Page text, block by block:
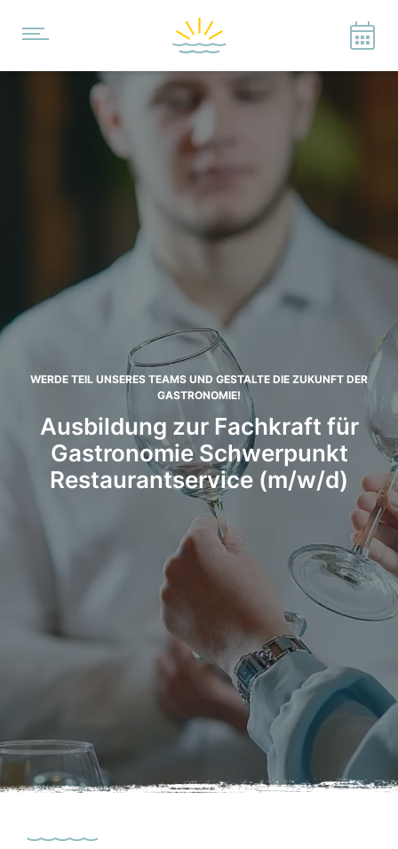
WERDE TEIL UNSERES TEAMS UND GESTALTE DIE ZUKUNFT DER
GASTRONOMIE!
Ausbildung zur Fachkraft für
Gastronomie Schwerpunkt
Restaurantservice (m/w/d)